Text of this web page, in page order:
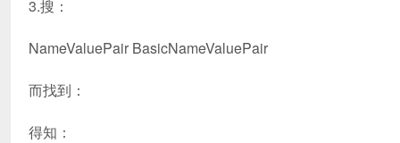
3.搜：
NameValuePair BasicNameValuePair
而找到：
得知：